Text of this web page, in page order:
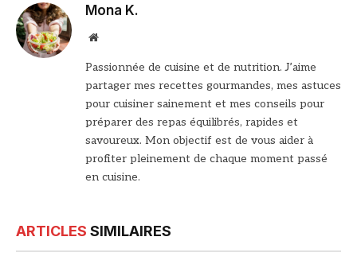
Mona K.
Site
Passionnée de cuisine et de nutrition. J’aime
partager mes recettes gourmandes, mes astuces
pour cuisiner sainement et mes conseils pour
préparer des repas équilibrés, rapides et
savoureux. Mon objectif est de vous aider à
profiter pleinement de chaque moment passé
en cuisine.
ARTICLES SIMILAIRES